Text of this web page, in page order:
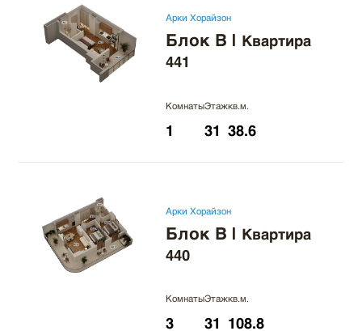
Арки Хорайзон
Блок B |
Квартира
441
Комнаты
1
Этаж
31
кв.м.
38.6
Арки Хорайзон
Блок B
Квартира
440
Комнаты
3
Этаж
31
кв.м.
108.8